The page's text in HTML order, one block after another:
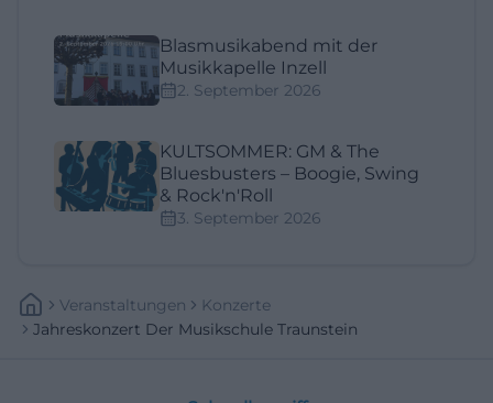
Blasmusikabend mit der
Musikkapelle Inzell
2. September 2026
KULTSOMMER: GM & The
Bluesbusters – Boogie, Swing
& Rock'n'Roll
3. September 2026
Veranstaltungen
Konzerte
Jahreskonzert Der Musikschule Traunstein